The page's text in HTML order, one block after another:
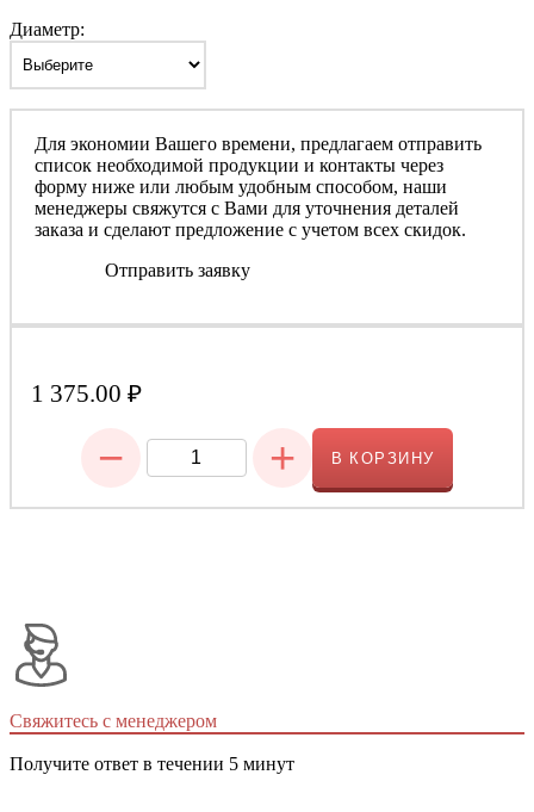
Диаметр:
Для экономии Вашего времени, предлагаем отправить
список необходимой продукции и контакты через
форму ниже или любым удобным способом, наши
менеджеры свяжутся с Вами для уточнения деталей
заказа и сделают предложение с учетом всех скидок.
Отправить заявку
1 375.00 ₽
− + В КОРЗИНУ
Свяжитесь с менеджером
Получите ответ в течении 5 минут